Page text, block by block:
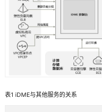
表1iDME与其他服务的关系